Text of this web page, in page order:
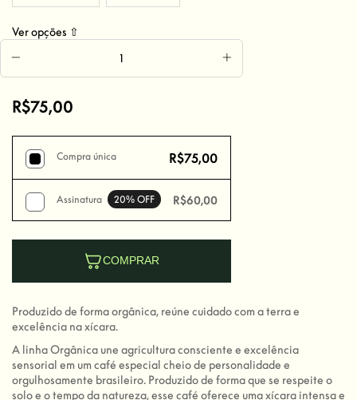
Ver opções ⇧
R$75,00
Compra única R$75,00
Assinatura 20% OFF R$60,00
COMPRAR
Produzido de forma orgânica, reúne cuidado com a terra e
excelência na xícara.
A linha Orgânica une agricultura consciente e excelência
sensorial em um café especial cheio de personalidade e
orgulhosamente brasileiro. Produzido de forma que se respeite o
solo e o tempo da natureza, esse café oferece uma xícara intensa e